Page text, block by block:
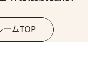
ムTOP